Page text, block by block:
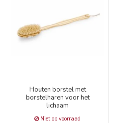
Houten borstel met
borstelharen voor het
lichaam
Niet op voorraad